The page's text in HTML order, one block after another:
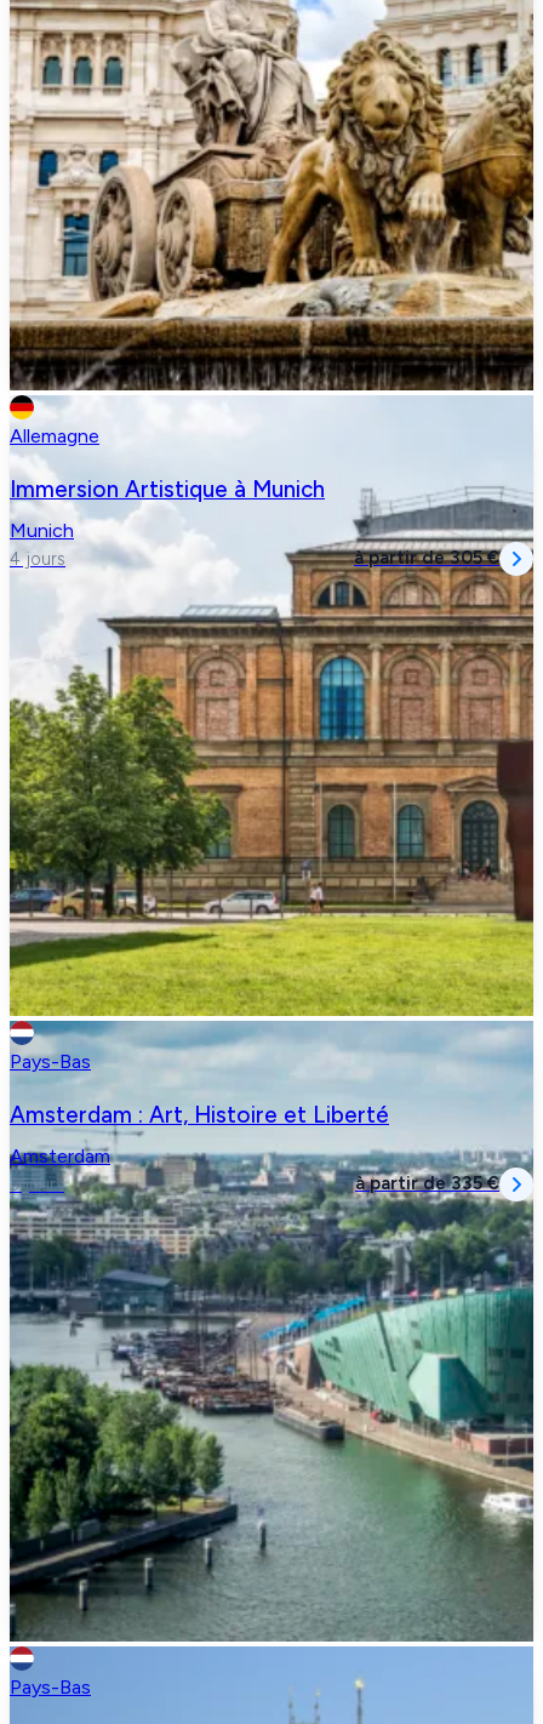
Allemagne
Immersion Artistique à Munich
Munich
4 jours à partir de305 €
Pays-Bas
Amsterdam : Art, Histoire et Liberté
Amsterdam
3 jours à partir de335 €
Pays-Bas